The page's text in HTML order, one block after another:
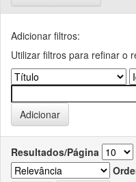
Adicionar filtros:
Utilizar filtros para refinar o
Resultados/Página